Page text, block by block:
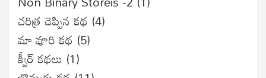
చరిత్ర చెప్పిన కథ (4)
మా వూరి కథ (5)
క్వీర్ కథలు (1)